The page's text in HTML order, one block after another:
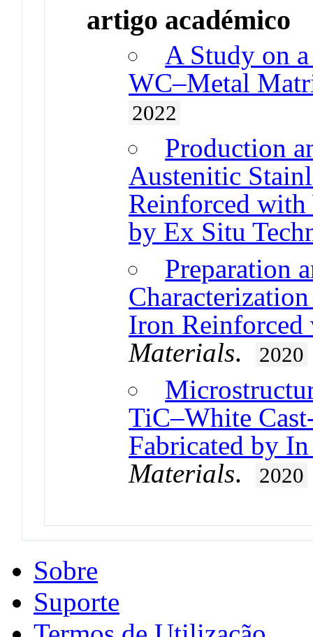
artigo académico
A Study on
WC–Metal
2022
Production
Austenitic
Reinforced with
by Ex Situ
Preparation
Iron
Materials. 2020
TiC–White
Fabricated by
Materials. 2020
Sobre
Suporte